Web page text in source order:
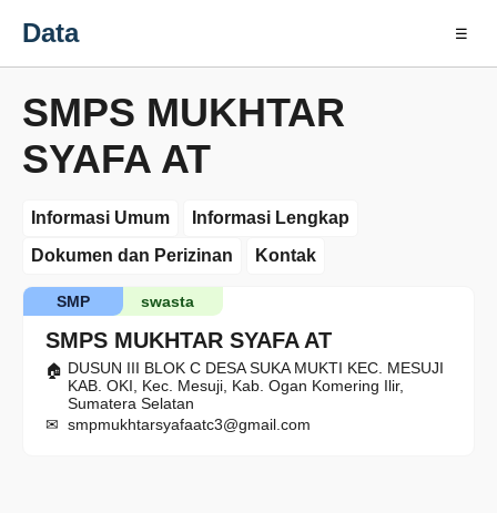
Data ☰
SMPS MUKHTAR
SYAFA AT
Informasi Umum
Informasi Lengkap
Dokumen dan Perizinan
Kontak
SMPS MUKHTAR SYAFA AT
swasta
SMP
DUSUN III BLOK C DESA SUKA MUKTI KEC. MESUJI
KAB. OKI, Kec. Mesuji, Kab. Ogan Komering Ilir,
Sumatera Selatan
smpmukhtarsyafaatc3@gmail.com